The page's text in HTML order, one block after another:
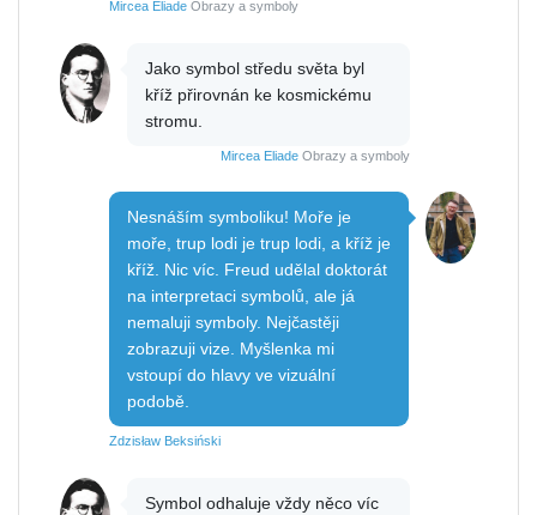
Mircea Eliade Obrazy a symboly
Jako symbol středu světa byl
kříž přirovnán ke kosmickému
stromu.
Mircea Eliade Obrazy a symboly
Nesnáším symboliku! Moře je
moře, trup lodi je trup lodi, a kříž je
kříž. Nic víc. Freud udělal doktorát
na interpretaci symbolů, ale já
nemaluji symboly. Nejčastěji
zobrazuji vize. Myšlenka mi
vstoupí do hlavy ve vizuální
podobě.
Zdzisław Beksiński
Symbol odhaluje vždy něco víc